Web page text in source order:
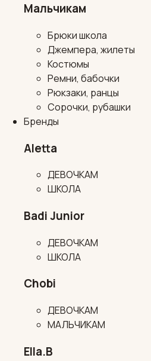
Мальчикам
Брюки школа
Джемпера, жилеты
Костюмы
Ремни, бабочки
Рюкзаки, ранцы
Сорочки, рубашки
Бренды
Aletta
ДЕВОЧКАМ
ШКОЛА
Badi Junior
ДЕВОЧКАМ
ШКОЛА
Chobi
ДЕВОЧКАМ
МАЛЬЧИКАМ
Ella.B